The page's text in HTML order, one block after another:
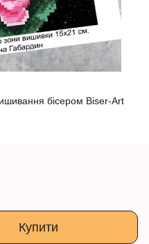
бісером Biser-Art
Купити